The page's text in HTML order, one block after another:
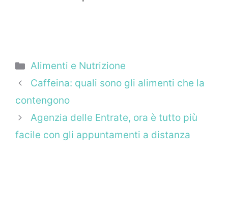
Categorie
Alimenti e Nutrizione
Caffeina: quali sono gli alimenti che la
contengono
Agenzia delle Entrate, ora è tutto più
facile con gli appuntamenti a distanza